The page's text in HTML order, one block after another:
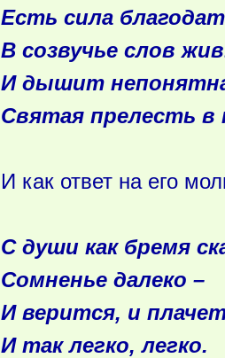
Есть сила
В созвучье слов
И дышит
Святая прелесть в
И как ответ на его
С души как бремя
Сомненье далеко –
И верится, и
И так легко, легко.